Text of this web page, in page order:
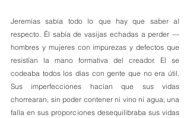
Jeremías sabía todo lo que hay que saber al
respecto. Él sabía de vasijas echadas a perder —
hombres y mujeres con impurezas y defectos que
resistían la mano formativa del creador. El se
codeaba todos los días con gente que no era útil.
Sus imperfecciones hacían que sus vidas
chorrearan, sin poder contener ni vino ni agua; una
falla en sus proporciones desequilibraba sus vidas